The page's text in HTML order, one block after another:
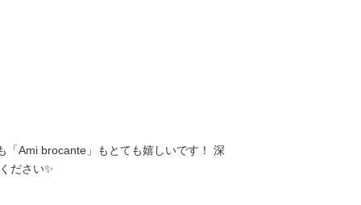
「Ami brocante」もとても嬉しいです！ 深
ださい✨